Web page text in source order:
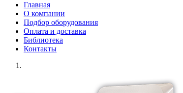
Главная
О компании
Подбор оборудования
Оплата и доставка
Библиотека
Контакты